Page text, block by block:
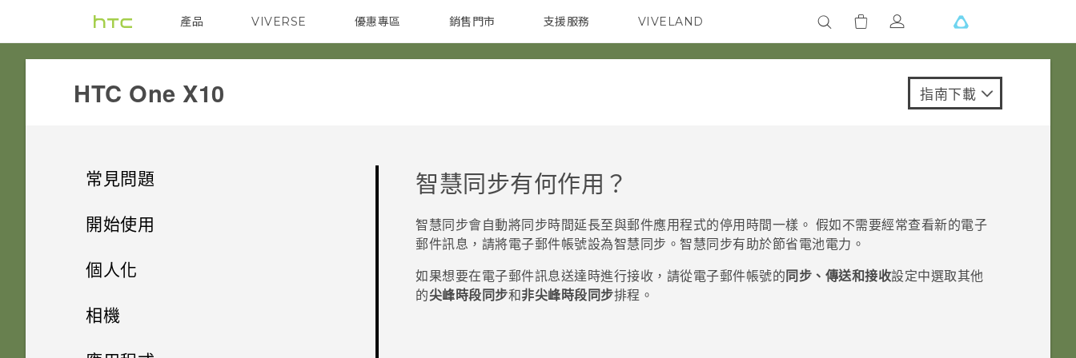
產品
VIVE G REIGNS 智慧型手機 配件
VIVERSE 優惠專區
焦點訊息 校園專案 企業採購
銷售門市
銷售通路 支援服務 VIVELAND
HTC One X10‎ 指南下載
常見問題
系統效能
為何手機反應緩慢且靜止不動？
開始使用
手機上的各種便利功能
HTC 與 Google 相簿整合
個人化
手機設定及傳輸
初次設定 HTC One X10
相機
拍照和錄影
智慧同步有何作用？
智慧同步會自動將同步時間延長至與郵件應用程式的停用時間一樣。 假如不需要經常查看新的電子
郵件訊息，請將電子郵件帳號設為智慧同步 。智慧同步有助於節省電池電力。
如果想要在電子郵件訊息送達時進行接收，請從電子郵件帳號的同步、傳送和接收設定中選取其他
的尖峰時段同步和非尖峰時段同步排程。